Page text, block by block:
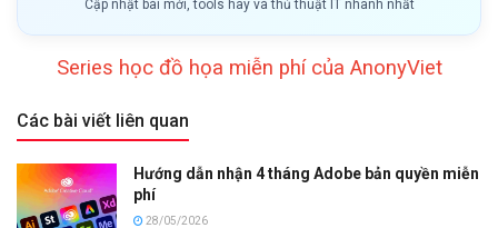
Cập nhật bài mới, tools hay và thủ thuật IT nhanh nhất
Series học đồ họa miễn phí của AnonyViet
Các bài viết liên quan
Hướng dẫn nhận 4 tháng Adobe bản quyền miễn
phí
28/05/2026